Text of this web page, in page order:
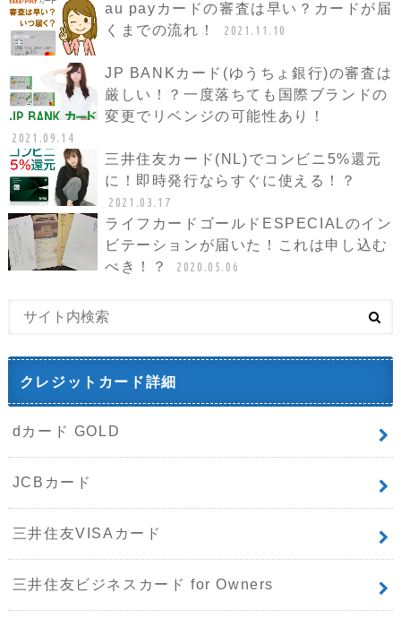
au payカードの審査は早い？カードが届
くまでの流れ！
2021.11.10
JP BANKカード(ゆうちょ銀行)の審査は
厳しい！？一度落ちても国際ブランドの
変更でリベンジの可能性あり！
2021.09.14
三井住友カード(NL)でコンビニ5%還元
に！即時発行ならすぐに使える！？
2021.03.17
ライフカードゴールドESPECIALのイン
ビテーションが届いた！これは申し込む
べき！？
2020.05.06
クレジットカード詳細
dカード GOLD
JCBカード
三井住友VISAカード
三井住友ビジネスカード for Owners